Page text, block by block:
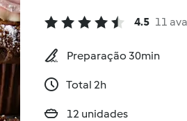
4.5 11
Preparação 30min
Total 2h
12 unidades